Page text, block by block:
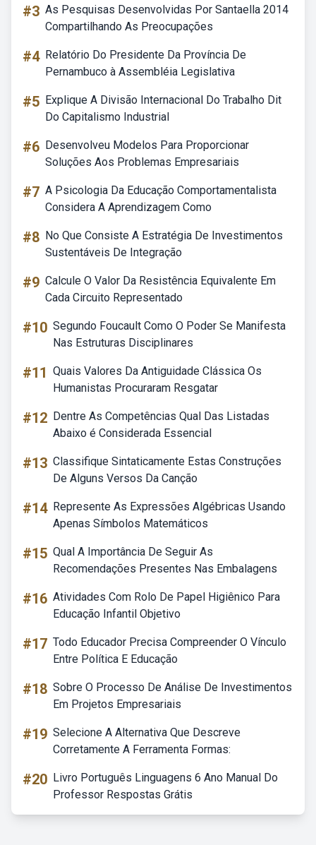
#3 As Pesquisas Desenvolvidas Por Santaella 2014
Compartilhando As Preocupações
#4 Relatório Do Presidente Da Província De
Pernambuco à Assembléia Legislativa
#5 Explique A Divisão Internacional Do Trabalho Dit
Do Capitalismo Industrial
#6 Desenvolveu Modelos Para Proporcionar
Soluções Aos Problemas Empresariais
#7 A Psicologia Da Educação Comportamentalista
Considera A Aprendizagem Como
#8 No Que Consiste A Estratégia De Investimentos
Sustentáveis De Integração
#9 Calcule O Valor Da Resistência Equivalente Em
Cada Circuito Representado
#10 Segundo Foucault Como O Poder Se Manifesta
Nas Estruturas Disciplinares
#11 Quais Valores Da Antiguidade Clássica Os
Humanistas Procuraram Resgatar
#12 Dentre As Competências Qual Das Listadas
Abaixo é Considerada Essencial
#13 Classifique Sintaticamente Estas Construções
De Alguns Versos Da Canção
#14 Represente As Expressões Algébricas Usando
Apenas Símbolos Matemáticos
#15 Qual A Importância De Seguir As
Recomendações Presentes Nas Embalagens
#16 Atividades Com Rolo De Papel Higiênico Para
Educação Infantil Objetivo
#17 Todo Educador Precisa Compreender O Vínculo
Entre Política E Educação
#18 Sobre O Processo De Análise De Investimentos
Em Projetos Empresariais
#19 Selecione A Alternativa Que Descreve
Corretamente A Ferramenta Formas:
#20 Livro Português Linguagens 6 Ano Manual Do
Professor Respostas Grátis